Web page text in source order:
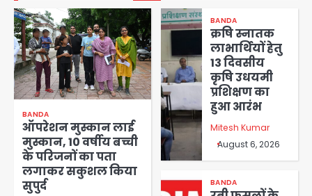
BANDA
ऑपरेशन मुस्कान लाई
मुस्कान, 10 वर्षीय बच्ची
के परिजनों का पता
लगाकर सकुशल किया
सुपुर्द
BANDA
क्रषि स्नातक
लाभार्थियों हेतु
13 दिवसीय
कृषि उधयमी
प्रशिक्षण का
हुआ आरंभ
Mitesh Kumar
August 6, 2026
BANDA